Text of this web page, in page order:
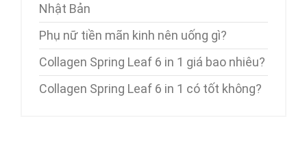
Nhật Bản
Phụ nữ tiền mãn kinh nên uống gì?
Collagen Spring Leaf 6 in 1 giá bao nhiêu?
Collagen Spring Leaf 6 in 1 có tốt không?